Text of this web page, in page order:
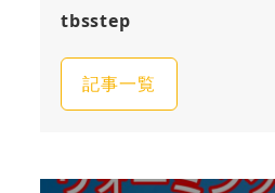
tbsstep
記事一覧